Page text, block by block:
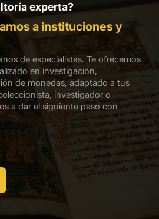
experta?
a instituciones y
de especialistas. Te ofrecemos
en investigación,
de monedas, adaptado a tus
investigador o
a dar el siguiente paso con